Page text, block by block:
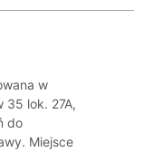
w
35 lok. 27A,
do
Miejsce